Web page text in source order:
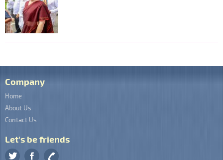
Company
Home
About Us
Contact Us
Let's be friends